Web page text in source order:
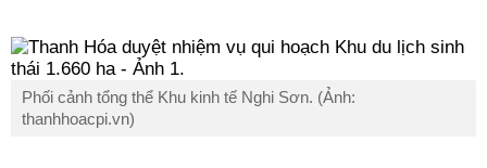
Phối cảnh tổng thể Khu kinh tế Nghi Sơn. (Ảnh:
thanhhoacpi.vn)